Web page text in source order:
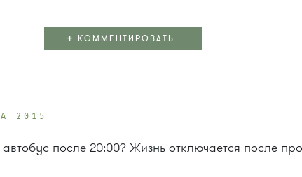
+ КОММЕНТИРОВАТЬ
2015
автобус после 20:00? Жизнь отключается после